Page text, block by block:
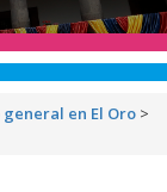
en El Oro >